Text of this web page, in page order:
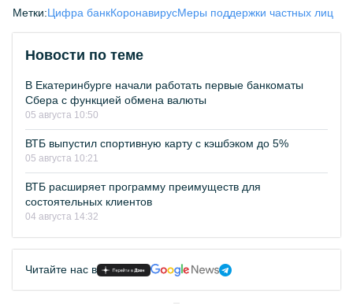
Метки:Цифра банкКоронавирусМеры поддержки частных лиц
Новости по теме
В Екатеринбурге начали работать первые банкоматы
Сбера с функцией обмена валюты
05 августа 10:50
ВТБ выпустил спортивную карту с кэшбэком до 5%
05 августа 10:21
ВТБ расширяет программу преимуществ для
состоятельных клиентов
04 августа 14:32
Читайте нас в